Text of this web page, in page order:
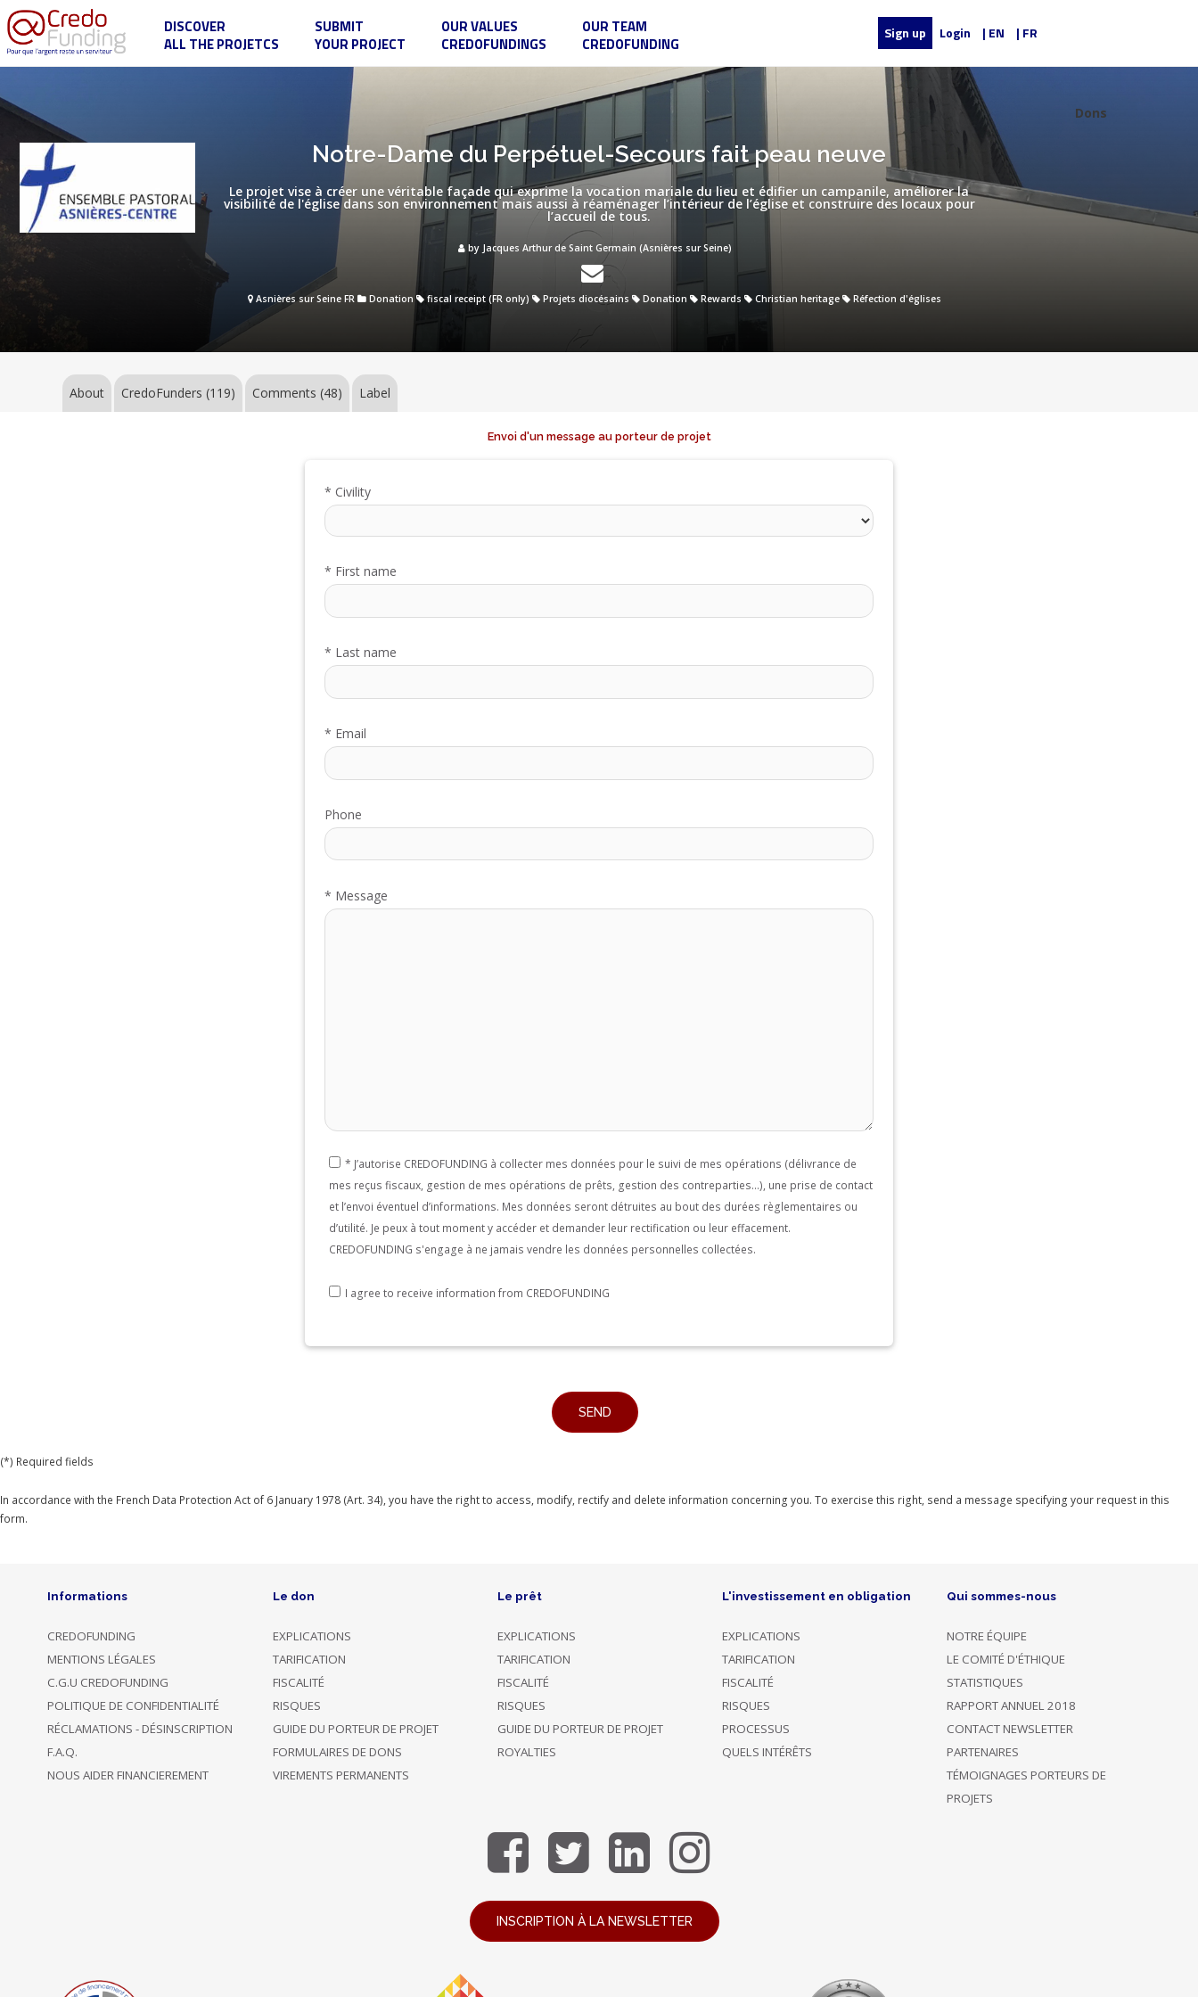
Sign up Login | EN | FR
DISCOVER
ALL THE PROJETCS
SUBMIT
YOUR PROJECT
OUR VALUES
CREDOFUNDINGS
OUR TEAM
CREDOFUNDING
Notre-Dame du Perpétuel-Secours fait peau neuve
Le projet vise à créer une véritable façade qui exprime la vocation mariale du lieu et édifier un campanile, améliorer la
visibilité de l'église dans son environnement mais aussi à réaménager l’intérieur de l’église et construire des locaux pour
l’accueil de tous.
by Jacques Arthur de Saint Germain (Asnières sur Seine)
Asnières sur Seine FR Donation fiscal receipt (FR only) Projets diocésains Donation Rewards Christian heritage Réfection d'églises
Dons
About CredoFunders(119) Comments (48) Label
Envoi d'un message au porteur de projet
* Civility
* First name
* Last name
* Email
Phone
* Message
If
you
are
ignore
* J’autorise CREDOFUNDING à collecter mes données pour le suivi de mes opérations (délivrance de
mes reçus fiscaux, gestion de mes opérations de prêts, gestion des contreparties...), une prise de contact
et l’envoi éventuel d’informations. Mes données seront détruites au bout des durées règlementaires ou
d’utilité. Je peux à tout moment y accéder et demander leur rectification ou leur effacement.
CREDOFUNDING s'engage à ne jamais vendre les données personnelles collectées.
I agree to receive information from CREDOFUNDING
(*) Required fields
In accordance with the French Data Protection Act of 6 January 1978 (Art. 34), you have the right to access, modify, rectify and delete information concerning you. To exercise this right, send a message specifying your request in this
form.
Informations
CREDOFUNDING
MENTIONS LÉGALES
C.G.U CREDOFUNDING
POLITIQUE DE CONFIDENTIALITÉ
RÉCLAMATIONS - DÉSINSCRIPTION
F.A.Q.
NOUS AIDER FINANCIEREMENT
Le don
EXPLICATIONS
TARIFICATION
FISCALITÉ
RISQUES
GUIDE DU PORTEUR DE PROJET
FORMULAIRES DE DONS
VIREMENTS PERMANENTS
Le prêt
EXPLICATIONS
TARIFICATION
FISCALITÉ
RISQUES
GUIDE DU PORTEUR DE PROJET
ROYALTIES
L'investissement en obligation
EXPLICATIONS
TARIFICATION
FISCALITÉ
RISQUES
PROCESSUS
QUELS INTÉRÊTS
Qui sommes-nous
NOTRE ÉQUIPE
LE COMITÉ D'ÉTHIQUE
STATISTIQUES
RAPPORT ANNUEL 2018
CONTACT NEWSLETTER
PARTENAIRES
TÉMOIGNAGES PORTEURS DE
PROJETS
INSCRIPTION À LA NEWSLETTER